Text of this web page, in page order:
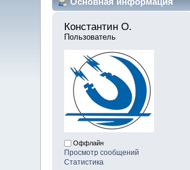
Константин О.
Пользователь
Оффлайн
Просмотр сообщений
Статистика